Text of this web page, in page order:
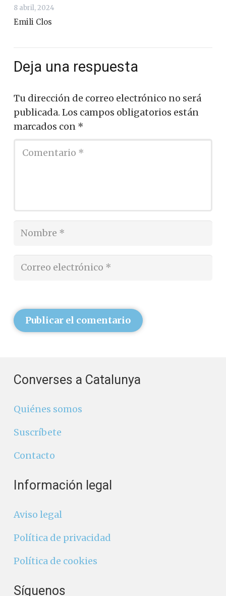
8 abril, 2024
Emili Clos
Deja una respuesta
Tu dirección de correo electrónico no será
publicada. Los campos obligatorios están
marcados con *
Publicar el comentario
Converses a Catalunya
Quiénes somos
Suscríbete
Contacto
Información legal
Aviso legal
Política de privacidad
Política de cookies
Síguenos